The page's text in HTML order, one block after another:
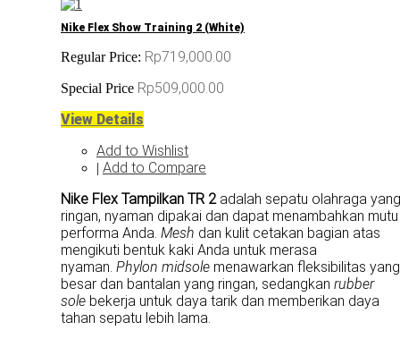
Nike Flex Show Training 2 (White)
Regular Price: Rp719,000.00
Special Price Rp509,000.00
View Details
Add to Wishlist
| Add to Compare
Nike Flex Tampilkan TR 2 adalah sepatu olahraga yang
ringan, nyaman dipakai dan dapat menambahkan mutu
performa Anda. Mesh dan kulit cetakan bagian atas
mengikuti bentuk kaki Anda untuk merasa
nyaman. Phylon midsole menawarkan fleksibilitas yang
besar dan bantalan yang ringan, sedangkan rubber
sole bekerja untuk daya tarik dan memberikan daya
tahan sepatu lebih lama.